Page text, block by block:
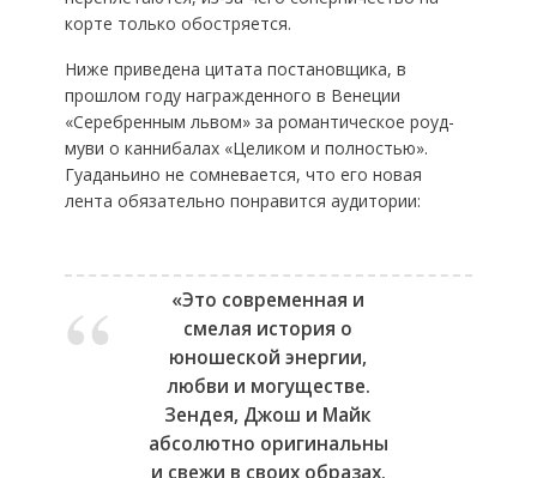
корте только обостряется.
Ниже приведена цитата постановщика, в
прошлом году награжденного в Венеции
«Серебренным львом» за романтическое роуд-
муви о каннибалах «Целиком и полностью».
Гуаданьино не сомневается, что его новая
лента обязательно понравится аудитории:
«Это современная и
смелая история о
юношеской энергии,
любви и могуществе.
Зендея, Джош и Майк
абсолютно оригинальны
и свежи в своих образах.